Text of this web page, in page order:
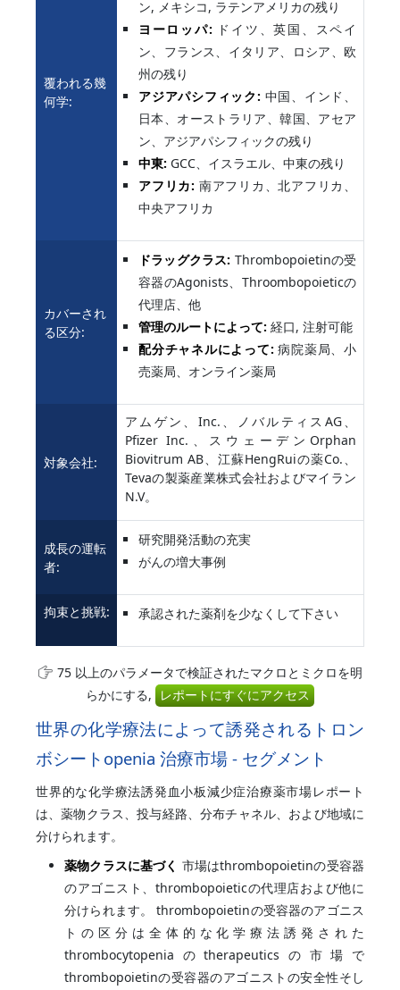
覆われる幾
何学:
ン, メキシコ, ラテンアメリカの残り
ヨーロッパ: ドイツ、英国、スペイ
ン、フランス、イタリア、ロシア、欧
州の残り
アジアパシフィック: 中国、インド、
日本、オーストラリア、韓国、アセア
ン、アジアパシフィックの残り
中東: GCC、イスラエル、中東の残り
アフリカ: 南アフリカ、北アフリカ、
中央アフリカ
カバーされ
る区分:
ドラッグクラス: Thrombopoietinの受
容器のAgonists、Throombopoieticの
代理店、他
管理のルートによって: 経口, 注射可能
配分チャネルによって:病院薬局、小
売薬局、オンライン薬局
対象会社:
アムゲン、Inc.、ノバルティスAG、
Pfizer Inc.、スウェーデンOrphan
Biovitrum AB、江蘇HengRuiの薬Co.、
Tevaの製薬産業株式会社およびマイラン
N.V。
成長の運転
者:
研究開発活動の充実
がんの増大事例
拘束と挑戦: 承認された薬剤を少なくして下さい
75 以上のパラメータで検証されたマクロとミクロを明
らかにする, レポートにすぐにアクセス
世界の化学療法によって誘発されるトロン
ボシートopenia 治療市場 - セグメント
世界的な化学療法誘発血小板減少症治療薬市場レポート
は、薬物クラス、投与経路、分布チャネル、および地域に
分けられます。
薬物クラスに基づく 市場はthrombopoietinの受容器
のアゴニスト、thrombopoieticの代理店および他に
分けられます。 thrombopoietinの受容器のアゴニス
トの区分は全体的な化学療法誘発された
thrombocytopeniaのtherapeuticsの市場で
thrombopoietinの受容器のアゴニストの安全性そし